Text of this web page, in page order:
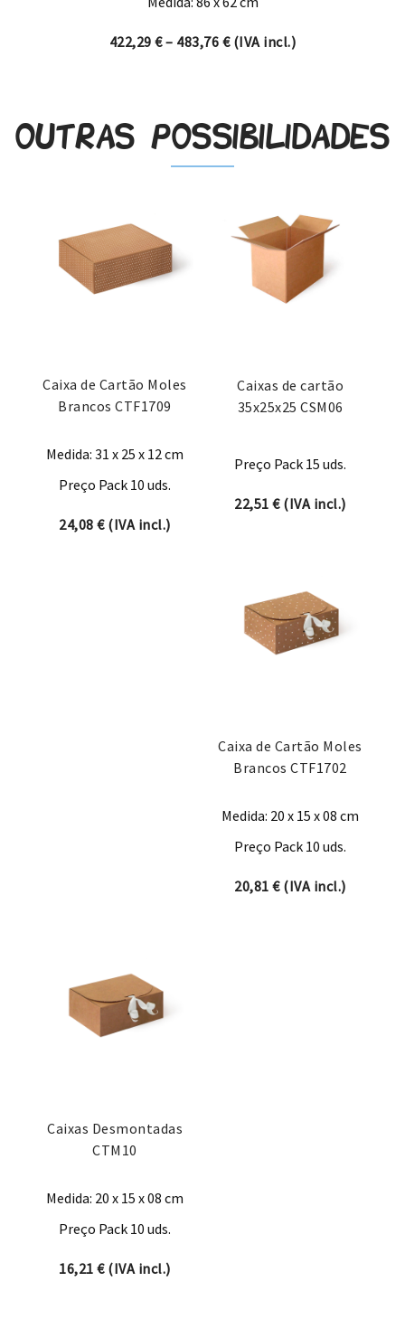
422,29€– 483,76 €Price range: 422,29 €
(IVA incl.)
Outras possibilidades
Caixa de Cartão Moles
Brancos CTF1709
Medida: 31 x 25 x 12 cm
Preço Pack 10 uds.
24,08€(IVA incl.)
Caixas de cartão
35x25x25 CSM06
Preço Pack 15 uds.
22,51€(IVA incl.)
Caixa de Cartão Moles
Brancos CTF1702
Medida: 20 x 15 x 08 cm
Preço Pack 10 uds.
20,81€(IVA incl.)
Caixas Desmontadas
CTM10
Medida: 20 x 15 x 08 cm
Preço Pack 10 uds.
16,21€(IVA incl.)